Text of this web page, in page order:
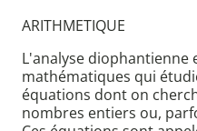
ARITHMETIQUE
L'analyse diophantienne
mathématiques qui
équations dont on
nombres entiers ou,